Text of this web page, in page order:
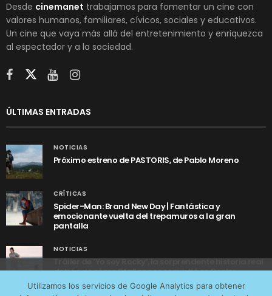
Desde cinemanet trabajamos para fomentar un cine con
valores humanos, familiares, cívicos, sociales y educativos.
Un cine que vaya más allá del entretenimiento y enriquezca
al espectador y a la sociedad.
ÚLTIMAS ENTRADAS
NOTICIAS
Próximo estreno de PASTORIS, de Pablo Moreno
CRÍTICAS
Spider-Man: Brand New Day | Fantástica y
emocionante vuelta del trepamuros a la gran
pantalla
NOTICIAS
Tráiler de ‘Yo soy Rocky’, la sorprendente historia real
detrás de cómo Stallone se convirtió en Rocky
Utilizamos los servicios de Google Analytics para obtener
tráfico web que recibimos y conocer los servicios que